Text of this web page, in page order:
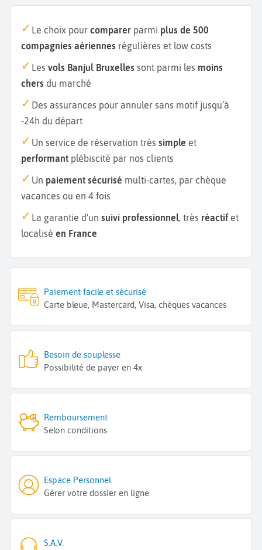
Le choix pour comparer parmi plus de 500
compagnies aériennes régulières et low costs
Les vols Banjul Bruxelles sont parmi les moins
chers du marché
Des assurances pour annuler sans motif jusqu’à
-24h du départ
Un service de réservation très simple et
performant plébiscité par nos clients
Un paiement sécurisé multi-cartes, par chèque
vacances ou en 4 fois
La garantie d'un suivi professionnel, très réactif et
localisé en France
Paiement facile et sécurisé
Carte bleue, Mastercard, Visa, chèques vacances
Besoin de souplesse
Possibilité de payer en 4x
Remboursement
Selon conditions
Espace Personnel
Gérer votre dossier en ligne
S.A.V.